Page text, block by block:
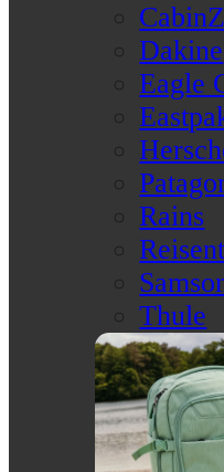
Dakine
Eagle
Rains
Thule